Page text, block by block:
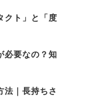
クト」と「度
必要なの？知
法｜長持ちさ